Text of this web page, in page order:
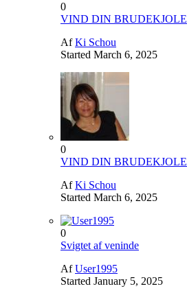
0
VIND DIN BRUDEKJOLE
AfKi Schou
Started March 6, 2025
0
VIND DIN BRUDEKJOLE
AfKi Schou
Started March 6, 2025
0
Svigtet af veninde
AfUser1995
Started January 5, 2025